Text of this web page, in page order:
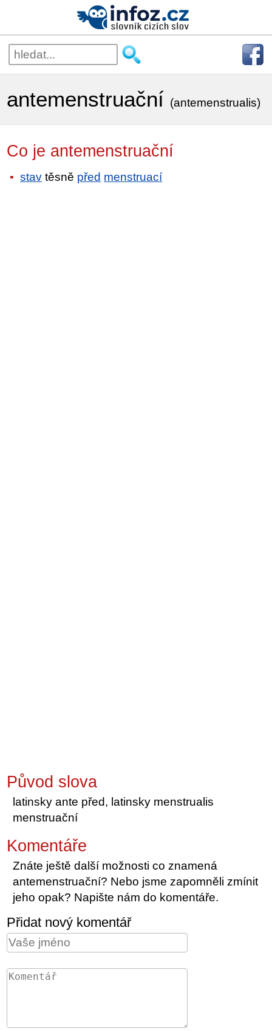
antemenstruační (antemenstrualis)
Co je antemenstruační
stav těsně před menstruací
Původ slova
latinsky ante před, latinsky menstrualis
menstruační
Komentáře
Znáte ještě další možnosti co znamená
antemenstruační? Nebo jsme zapomněli zmínit
jeho opak? Napište nám do komentáře.
Přidat nový komentář